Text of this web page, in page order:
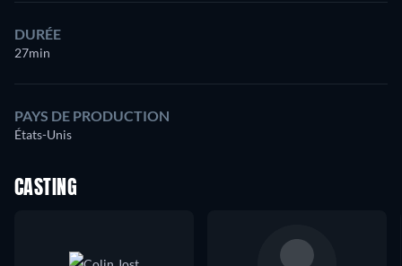
DURÉE
27min
PAYS DE PRODUCTION
États-Unis
CASTING